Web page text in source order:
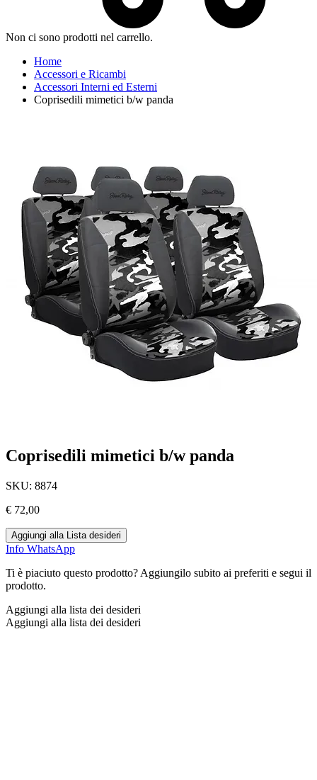
Non ci sono prodotti nel carrello.
Home
Accessori e Ricambi
Accessori Interni ed Esterni
Coprisedili mimetici b/w panda
Coprisedili mimetici b/w panda
SKU: 8874
€ 72,00
Aggiungi alla Lista desideri
Info WhatsApp
Ti è piaciuto questo prodotto? Aggiungilo subito ai preferiti e segui il
prodotto.
Aggiungi alla lista dei desideri
Aggiungi alla lista dei desideri